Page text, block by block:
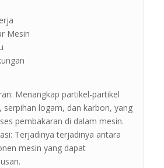
Mesin
Menangkap partikel-partikel
serpihan logam, dan karbon, yang
pembakaran di dalam mesin.
Terjadinya terjadinya antara
mesin yang dapat